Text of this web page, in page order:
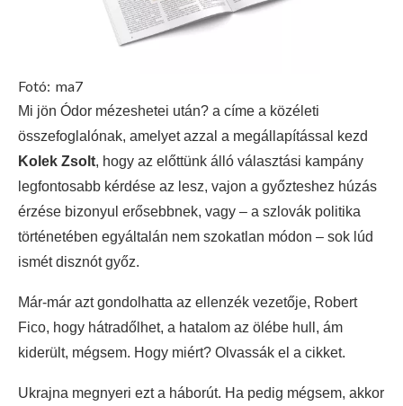
Fotó: ma7
Mi jön Ódor mézeshetei után? a címe a közéleti
összefoglalónak, amelyet azzal a megállapítással kezd
Kolek Zsolt, hogy az előttünk álló választási kampány
legfontosabb kérdése az lesz, vajon a győzteshez húzás
érzése bizonyul erősebbnek, vagy – a szlovák politika
történetében egyáltalán nem szokatlan módon – sok lúd
ismét disznót győz.
Már-már azt gondolhatta az ellenzék vezetője, Robert
Fico, hogy hátradőlhet, a hatalom az ölébe hull, ám
kiderült, mégsem. Hogy miért? Olvassák el a cikket.
Ukrajna megnyeri ezt a háborút. Ha pedig mégsem, akkor